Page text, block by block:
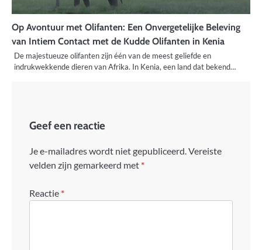
Op Avontuur met Olifanten: Een Onvergetelijke Beleving
van Intiem Contact met de Kudde Olifanten in Kenia
De majestueuze olifanten zijn één van de meest geliefde en
indrukwekkende dieren van Afrika. In Kenia, een land dat bekend…
Geef een reactie
Je e-mailadres wordt niet gepubliceerd. Vereiste
velden zijn gemarkeerd met *
Reactie *